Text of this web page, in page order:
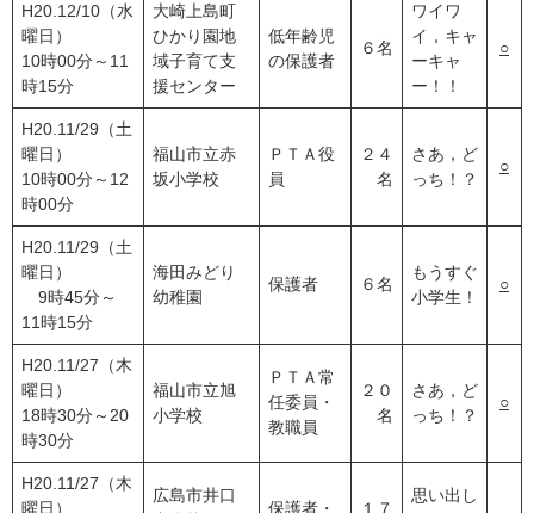
H20.12/10（水
曜日）
10時00分～11
時15分
大崎上島町
ひかり園地
域子育て支
援センター
低年齢児
の保護者
６名
ワイワ
イ，キャ
ーキャ
ー！！
○
H20.11/29（土
曜日）
10時00分～12
時00分
福山市立赤
坂小学校
ＰＴＡ役
員
２４
名
さあ，ど
っち！？
○
H20.11/29（土
曜日）
9時45分～
11時15分
海田みどり
幼稚園
保護者 ６名
もうすぐ
小学生！
○
H20.11/27（木
曜日）
18時30分～20
時30分
福山市立旭
小学校
ＰＴＡ常
任委員・
教職員
２０
名
さあ，ど
っち！？
○
H20.11/27（木
曜日）
広島市井口
保護者・
１７
思い出し